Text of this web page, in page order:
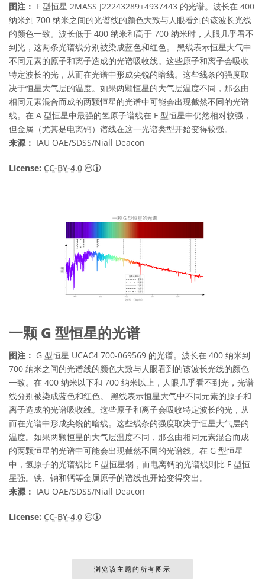
图注： F 型恒星 2MASS J22243289+4937443 的光谱。波长在 400
纳米到 700 纳米之间的光谱线的颜色大致与人眼看到的该波长光线
的颜色一致。波长低于 400 纳米和高于 700 纳米时，人眼几乎看不
到光，这两条光谱线分别被染成蓝色和红色。 黑线表示恒星大气中
不同元素的原子和离子造成的光谱吸收线。这些原子和离子会吸收
特定波长的光，从而在光谱中形成尖锐的暗线。这些线条的强度取
决于恒星大气层的温度。如果两颗恒星的大气层温度不同，那么由
相同元素混合而成的两颗恒星的光谱中可能会出现截然不同的光谱
线。在 A 型恒星中最强的氢原子谱线在 F 型恒星中仍然相对较强，
但金属（尤其是电离钙）谱线在这一光谱类型开始变得较强。
来源： IAU OAE/SDSS/Niall Deacon
License: CC-BY-4.0 知识共享许可协议 署名 4.0 国际 (CC BY
一颗 G 型恒星的光谱
图注： G 型恒星 UCAC4 700-069569 的光谱。波长在 400 纳米到
700 纳米之间的光谱线的颜色大致与人眼看到的该波长光线的颜色
一致。在 400 纳米以下和 700 纳米以上，人眼几乎看不到光，光谱
线分别被染成蓝色和红色。 黑线表示恒星大气中不同元素的原子和
离子造成的光谱吸收线。这些原子和离子会吸收特定波长的光，从
而在光谱中形成尖锐的暗线。这些线条的强度取决于恒星大气层的
温度。如果两颗恒星的大气层温度不同，那么由相同元素混合而成
的两颗恒星的光谱中可能会出现截然不同的光谱线。在 G 型恒星
中，氢原子的光谱线比 F 型恒星弱，而电离钙的光谱线则比 F 型恒
星强。铁、钠和钙等金属原子的谱线也开始变得突出。
来源： IAU OAE/SDSS/Niall Deacon
License: CC-BY-4.0 知识共享许可协议 署名 4.0 国际 (CC BY
浏览该主题的所有图示